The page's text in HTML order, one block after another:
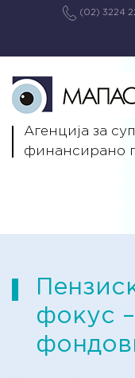
(02) 3224
Агенција за
финансирано
фокус